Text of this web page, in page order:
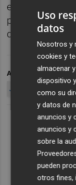
el Palacio Real
principales
diplomático.
ARCHIVADO EN
JUANFRAN PÉREZ
Uso
datos
Nosotros y
cookies y
almacenar
dispositivo
como su
y datos de
anuncios y
anuncios y
sobre la
pueden
otros fines,